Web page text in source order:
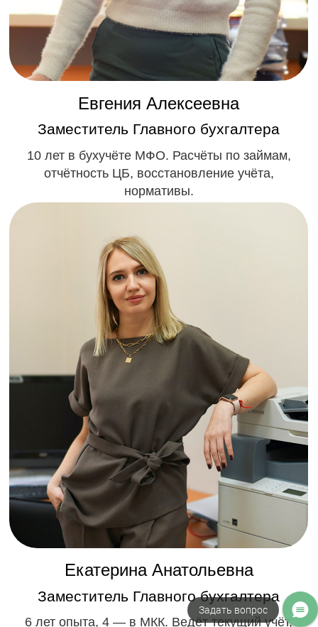
Внесение в реестр МФО
О нас
О компании
База знаний
Политика конфиденциальности
Все права защищены
Задать вопрос